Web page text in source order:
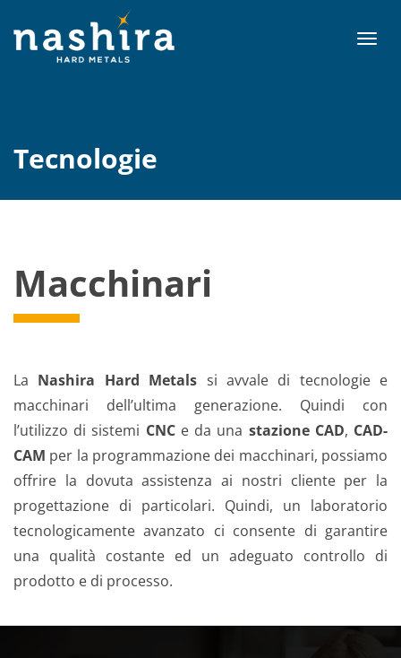
T
v
Tecnologie
Macchinari
La Nashira Hard Metals si avvale di tecnologie e
macchinari dell’ultima generazione. Quindi con
l’utilizzo di sistemi CNCe da una stazione CAD, CAD-
CAM per la programmazione dei macchinari, possiamo
offrire la dovuta assistenza ai nostri cliente per la
progettazione di particolari. Quindi, un laboratorio
tecnologicamente avanzato ci consente di garantire
una qualità costante ed un adeguato controllo di
prodotto e di processo.